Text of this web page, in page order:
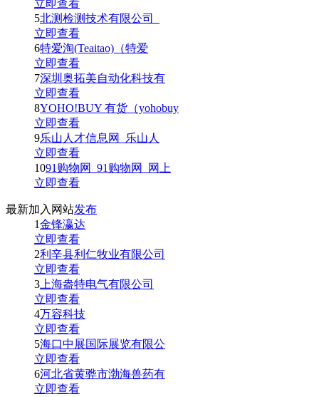
立即查看
5北测检测技术有限公司_
立即查看
6特爱淘(Teaitao)（特爱
立即查看
7深圳奥拓美自动化科技有
立即查看
8YOHO!BUY 有货（yohobuy
立即查看
9乐山人才信息网_乐山人
立即查看
1091购物网_91购物网_网上
立即查看
最新加入网站发布
1金锋瀛达
立即查看
2利辛县利仁牧业有限公司
立即查看
3 上海盎特电气有限公司
立即查看
4万容科技
立即查看
5海口中展国际展览有限公
立即查看
6河北省黄骅市渤海兽药有
立即查看